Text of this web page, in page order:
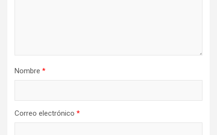
Nombre *
Correo electrónico *